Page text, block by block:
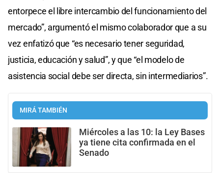
entorpece el libre intercambio del funcionamiento del
mercado”, argumentó el mismo colaborador que a su
vez enfatizó que “es necesario tener seguridad,
justicia, educación y salud”, y que “el modelo de
asistencia social debe ser directa, sin intermediarios”.
MIRÁ TAMBIÉN
Miércoles a las 10: la Ley Bases
ya tiene cita confirmada en el
Senado